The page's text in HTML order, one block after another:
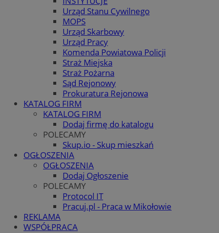
Urząd Stanu Cywilnego
MOPS
Urząd Skarbowy
Urząd Pracy
Komenda Powiatowa Policji
Straż Miejska
Straż Pożarna
Sąd Rejonowy
Prokuratura Rejonowa
KATALOG FIRM
KATALOG FIRM
Dodaj firmę do katalogu
POLECAMY
Skup.io - Skup mieszkań
OGŁOSZENIA
OGŁOSZENIA
Dodaj Ogłoszenie
POLECAMY
Protocol IT
Pracuj.pl - Praca w Mikołowie
REKLAMA
WSPÓŁPRACA